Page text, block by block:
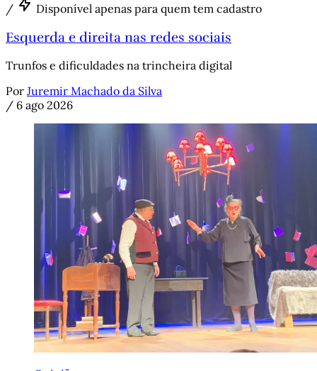
/ Disponível apenas para quem tem cadastro
Esquerda e direita nas redes sociais
Trunfos e dificuldades na trincheira digital
Por Juremir Machado da Silva
/ 6 ago 2026